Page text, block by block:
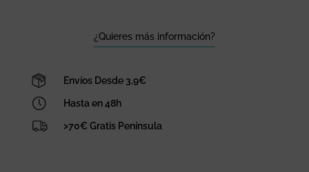
cesta
de
regalo
cantidad
¿Quieres más información?
Envíos Desde 3,9€
Hasta en 48h
>70€ Gratis Península